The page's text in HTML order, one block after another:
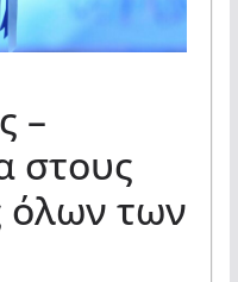
–
στους
όλων των